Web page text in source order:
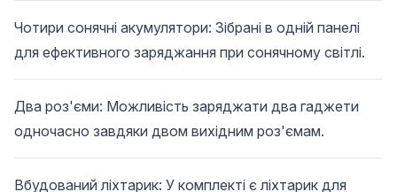
Чотири сонячні акумулятори: Зібрані в одній панелі
для ефективного заряджання при сонячному світлі.
Два роз'єми: Можливість заряджати два гаджети
одночасно завдяки двом вихідним роз'ємам.
Вбудований ліхтарик: У комплекті є ліхтарик для